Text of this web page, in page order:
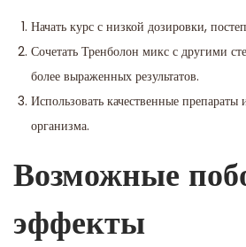
Начать курс с низкой дозировки,
Сочетать Тренболон микс с другими
более выраженных результатов.
Использовать качественные препараты
организма.
Возможные
эффекты